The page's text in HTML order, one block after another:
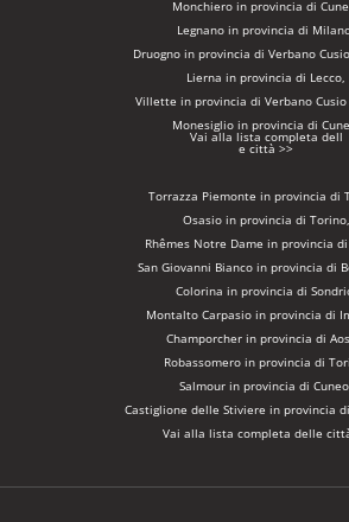
Monchiero in provincia di
Legnano in provincia di
Druogno in provincia di Verbano
Lierna in provincia di Lecco,
Villette in provincia di Verbano Cusio
Monesiglio in provincia di
Vai alla lista completa dell
e città >>
Torrazza Piemonte in provincia di
Osasio in provincia di Torino,
Rhêmes Notre Dame in provincia
San Giovanni Bianco in provincia di
Colorina in provincia di
Montalto Carpasio in provincia di
Champorcher in provincia di
Robassomero in provincia di
Salmour in provincia di
Castiglione delle Stiviere in provincia
Vai alla lista completa delle